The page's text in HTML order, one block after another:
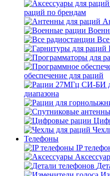
раций по брендам
обеспечение для раций
диапазона
Телефоны
IP